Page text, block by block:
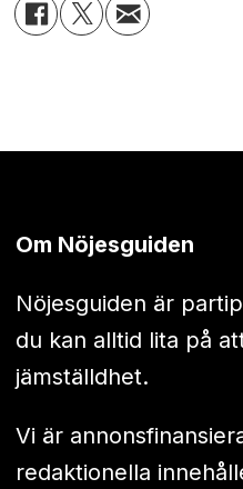
Om Nöjesguiden
Nöjesguiden är
du kan alltid lita på
jämställdhet.
Vi är
redaktionella